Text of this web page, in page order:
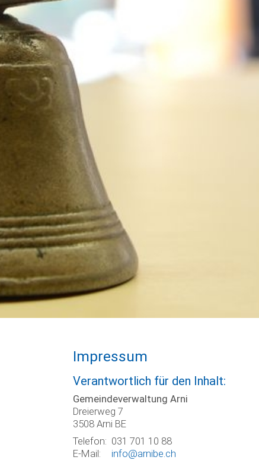
Impressum
Verantwortlich für den Inhalt:
Gemeindeverwaltung Arni
Dreierweg 7
3508 Arni BE
Telefon: 031 701 10 88
E-Mail:
info@arnibe.ch